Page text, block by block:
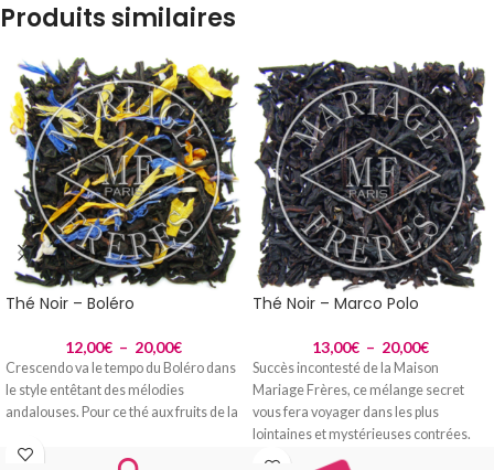
Produits similaires
Thé Noir – Boléro
12,00€ – 20,00€
Crescendo va le tempo du Boléro dans
le style entêtant des mélodies
andalouses. Pour ce thé aux fruits de la
Thé Noir – Marco Polo
13,00€ – 20,00€
Succès incontesté de la Maison
Mariage Frères, ce mélange secret
vous fera voyager dans les plus
lointaines et mystérieuses contrées.